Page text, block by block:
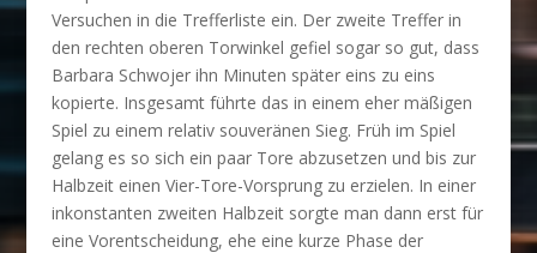
Versuchen in die Trefferliste ein. Der zweite Treffer in
den rechten oberen Torwinkel gefiel sogar so gut, dass
Barbara Schwojer ihn Minuten später eins zu eins
kopierte. Insgesamt führte das in einem eher mäßigen
Spiel zu einem relativ souveränen Sieg. Früh im Spiel
gelang es so sich ein paar Tore abzusetzen und bis zur
Halbzeit einen Vier-Tore-Vorsprung zu erzielen. In einer
inkonstanten zweiten Halbzeit sorgte man dann erst für
eine Vorentscheidung, ehe eine kurze Phase der